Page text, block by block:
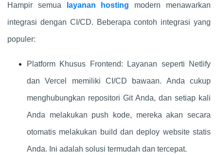
Hampir semua layanan hosting modern menawarkan
integrasi dengan CI/CD. Beberapa contoh integrasi yang
populer:
Platform Khusus Frontend: Layanan seperti Netlify
dan Vercel memiliki CI/CD bawaan. Anda cukup
menghubungkan repositori Git Anda, dan setiap kali
Anda melakukan push kode, mereka akan secara
otomatis melakukan build dan deploy website statis
Anda. Ini adalah solusi termudah dan tercepat.